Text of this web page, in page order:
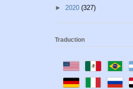
► 2020 (327)
Traduction